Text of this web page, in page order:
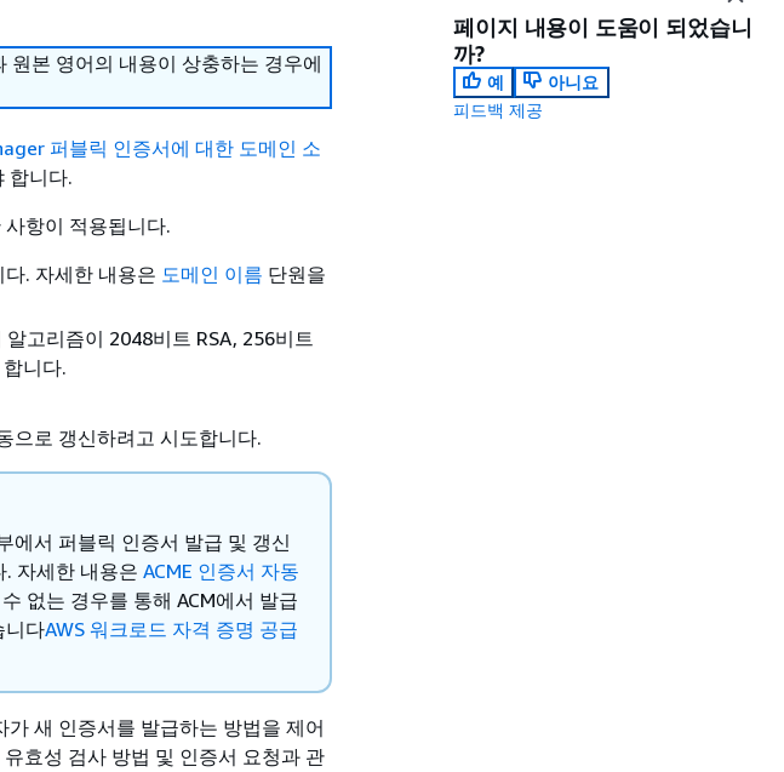
원본 영어의 내용이 상충하는 경우에
퍼블릭 인증서에 대한 도메인 소
합니다.
항이 적용됩니다.
. 자세한 내용은 도메인 이름 단원을
고리즘이 2048비트 RSA, 256비트
니다.
으로 갱신하려고 시도합니다.
에서 퍼블릭 인증서 발급 및 갱신
. 자세한 내용은 ACME 인증서 자동
없는 경우를 통해 ACM에서 발급
니다AWS 워크로드 자격 증명 공급
가 새 인증서를 발급하는 방법을 제어
효성 검사 방법 및 인증서 요청과 관
페이지 내용이 도움이 되었습니
까?
예
아니요
피드백 제공